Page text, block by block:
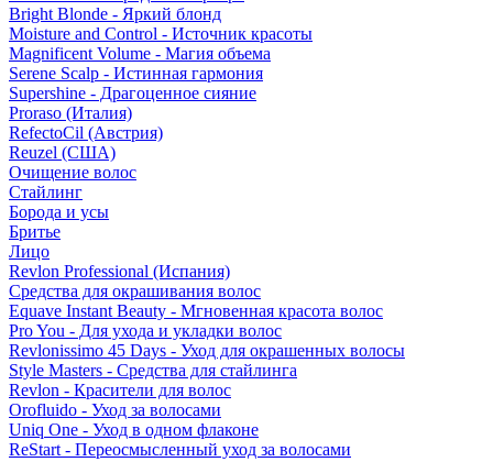
Bright Blonde - Яркий блонд
Moisture and Control - Источник красоты
Magnificent Volume - Магия объема
Serene Scalp - Истинная гармония
Supershine - Драгоценное сияние
Proraso (Италия)
RefectoCil (Австрия)
Reuzel (США)
Очищение волос
Стайлинг
Борода и усы
Бритье
Лицо
Revlon Professional (Испания)
Средства для окрашивания волос
Equave Instant Beauty - Мгновенная красота волос
Pro You - Для ухода и укладки волос
Revlonissimo 45 Days - Уход для окрашенных волосы
Style Masters - Средства для стайлинга
Revlon - Красители для волос
Orofluido - Уход за волосами
Uniq One - Уход в одном флаконе
ReStart - Переосмысленный уход за волосами